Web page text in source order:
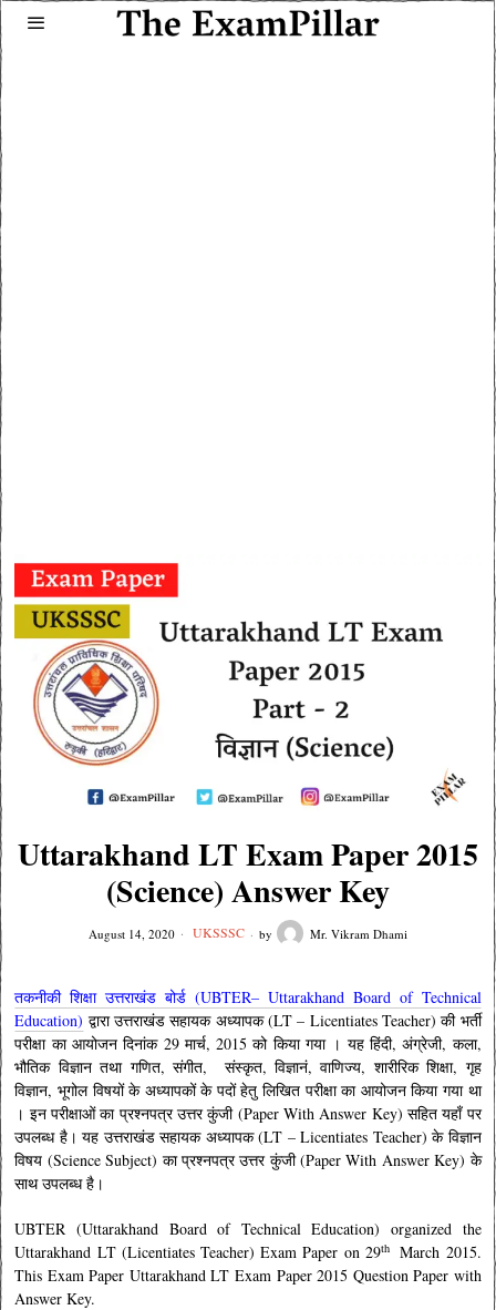
Uttarakhand LT Exam Paper 2015
(Science) Answer Key
August 14, 2020 UKSSSC by Mr. Vikram Dhami
तकनीकी शिक्षा उत्तराखंड बोर्ड (UBTER– Uttarakhand Board of Technical
Education) द्वारा उत्तराखंड सहायक अध्यापक (LT – Licentiates Teacher) की भर्ती
परीक्षा का आयोजन दिनांक 29 मार्च, 2015 को किया गया । यह हिंदी, अंग्रेजी, कला,
भौतिक विज्ञान तथा गणित, संगीत, संस्कृत, विज्ञानं, वाणिज्य, शारीरिक शिक्षा, गृह
विज्ञान, भूगोल विषयों के अध्यापकों के पदों हेतु लिखित परीक्षा का आयोजन किया गया था
। इन परीक्षाओं का प्रश्नपत्र उत्तर कुंजी (Paper With Answer Key) सहित यहाँ पर
उपलब्ध है। यह उत्तराखंड सहायक अध्यापक (LT – Licentiates Teacher) के विज्ञान
विषय (Science Subject) का प्रश्नपत्र उत्तर कुंजी (Paper With Answer Key) के
साथ उपलब्ध है।
UBTER (Uttarakhand Board of Technical Education) organized the
Uttarakhand LT (Licentiates Teacher) Exam Paper on 29thMarch 2015.
This Exam Paper Uttarakhand LT Exam Paper 2015 Question Paper with
Answer Key.